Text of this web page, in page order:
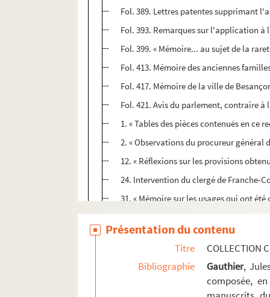
Fol. 389. Lettres patentes supprimant
Fol. 393. Remarques sur l'application à
Fol. 399. « Mémoire... au sujet de la
Fol. 413. Mémoire des anciennes
Fol. 417. Mémoire de la ville de
Fol. 421. Avis du parlement, contraire
1. « Tables des pièces contenuës en ce
2. « Observations du procureur général
12. « Réflexions sur les provisions
24. Intervention du clergé de Franche-
31. « Mémoire sur les usages qui ont
35. Placet du Parlement autorisant
39. Indult apostolique pour la
49. Lettre au chancelier de France
53. Réponse du chancelier à la lettre
56. Lettre au garde des sceaux sur
Présentation du contenu
Titre
COLLECTION
Bibliographie
Gauthier,
composée,